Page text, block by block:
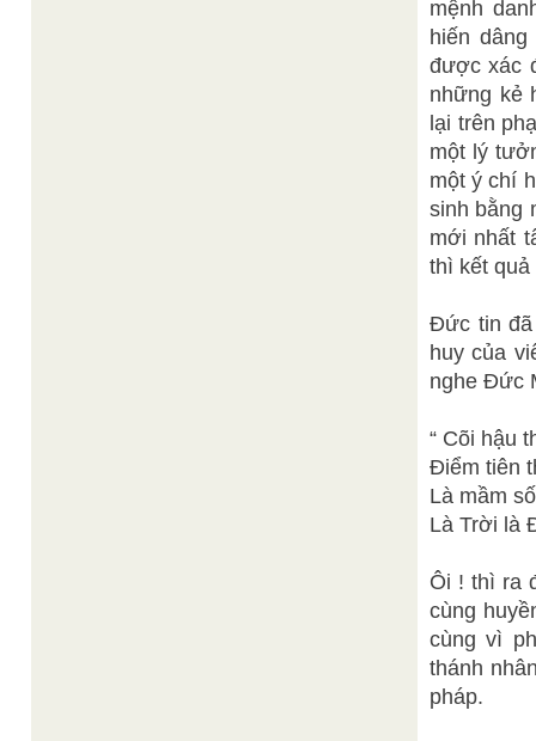
mệnh
hiến
được xác
những kẻ
lại trên
một lý
một ý chí
sinh bằng
mới nhất
thì kết quả
Đức tin đã
huy của
nghe Đức
“ Cõi hậu
Điểm tiên
Là mầm
Là Trời là
Ôi ! thì ra
cùng
cùng vì
thánh
pháp.